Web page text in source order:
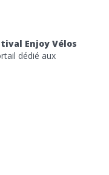
Enjoy Vélos
dédié aux